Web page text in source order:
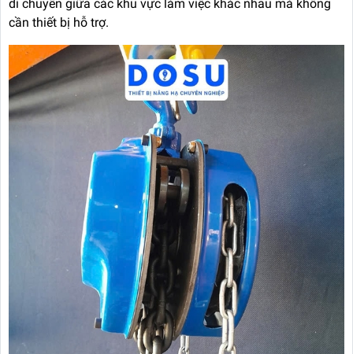
di chuyển giữa các khu vực làm việc khác nhau mà không
cần thiết bị hỗ trợ.